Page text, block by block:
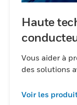
Haute
Vous aider à
des solutions
Voir les